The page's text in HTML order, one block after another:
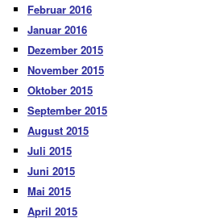
Februar 2016
Januar 2016
Dezember 2015
November 2015
Oktober 2015
September 2015
August 2015
Juli 2015
Juni 2015
Mai 2015
April 2015